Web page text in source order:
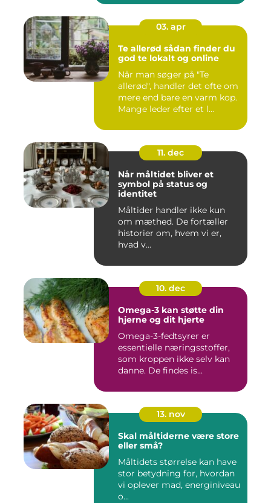
03. apr
Te allerød sådan finder du
god te lokalt og online
Når man søger på "Te
allerød", handler det ofte om
mere end bare en varm kop.
Mange leder efter et l...
11. dec
Når måltidet bliver et
symbol på status og
identitet
Måltider handler ikke kun
om mæthed. De fortæller
historier om, hvem vi er,
hvad v...
10. dec
Omega-3 kan støtte din
hjerne og dit hjerte
Omega-3-fedtsyrer er
essentielle næringsstoffer,
som kroppen ikke selv kan
danne. De findes is...
13. nov
Skal måltiderne være store
eller små?
Måltidets størrelse kan have
stor betydning for, hvordan
vi oplever mad, energiniveau
o...